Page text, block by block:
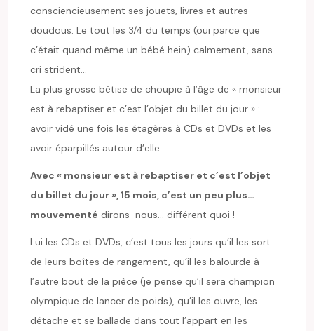
consciencieusement ses jouets, livres et autres
doudous. Le tout les 3/4 du temps (oui parce que
c’était quand même un bébé hein) calmement, sans
cri strident…
La plus grosse bêtise de choupie à l’âge de « monsieur
est à rebaptiser et c’est l’objet du billet du jour » :
avoir vidé une fois les étagères à CDs et DVDs et les
avoir éparpillés autour d’elle.
Avec « monsieur est à rebaptiser et c’est l’objet
du billet du jour », 15 mois, c’est un peu plus…
mouvementé dirons-nous… différent quoi !
Lui les CDs et DVDs, c’est tous les jours qu’il les sort
de leurs boîtes de rangement, qu’il les balourde à
l’autre bout de la pièce (je pense qu’il sera champion
olympique de lancer de poids), qu’il les ouvre, les
détache et se ballade dans tout l’appart en les